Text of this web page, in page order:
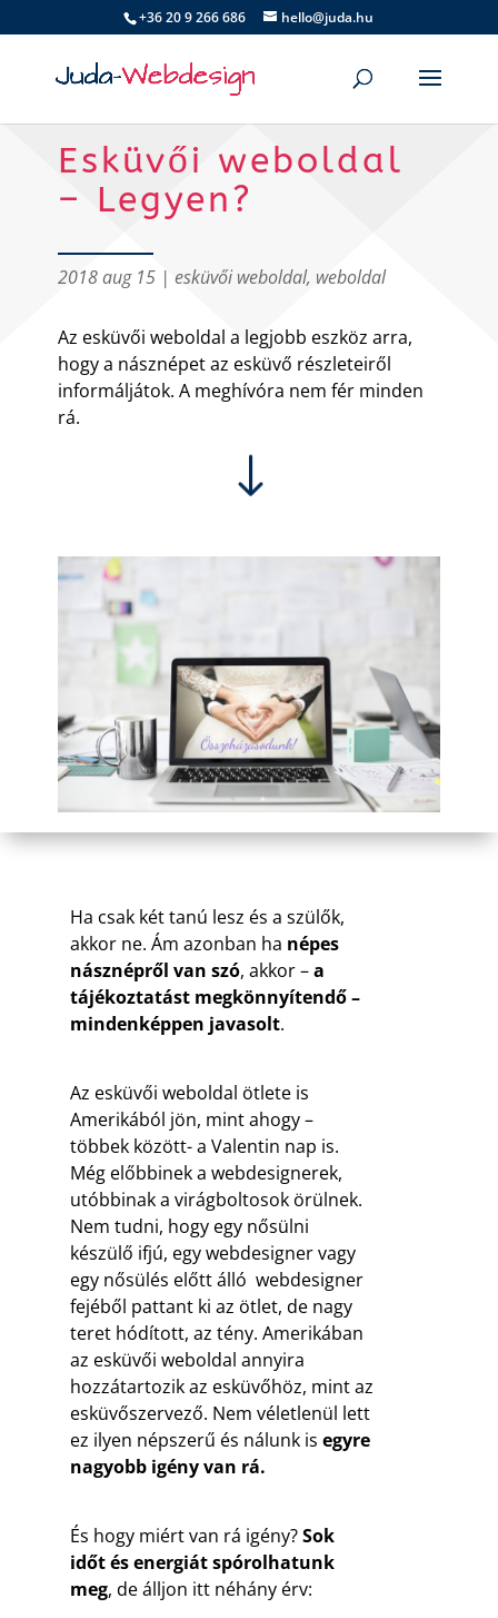
+36 20 9 266 686 hello@juda.hu
Esküvői weboldal
– Legyen?
2018 aug 15| esküvői weboldal, weboldal
Az esküvői weboldal a legjobb eszköz arra,
hogy a násznépet az esküvő részleteiről
informáljátok. A meghívóra nem fér minden
rá.
"
Ha csak két tanú lesz és a szülők,
akkor ne. Ám azonban ha népes
násznépről van szó, akkor –a
tájékoztatást megkönnyítendő –
mindenképpen javasolt.
Az esküvői weboldal ötlete is
Amerikából jön, mint ahogy –
többek között- a Valentin nap is.
Még előbbinek a webdesignerek,
utóbbinak a virágboltosok örülnek.
Nem tudni, hogy egy nősülni
készülő ifjú, egy webdesigner vagy
egy nősülés előtt álló webdesigner
fejéből pattant ki az ötlet, de nagy
teret hódított, az tény. Amerikában
az esküvői weboldal annyira
hozzátartozik az esküvőhöz, mint az
esküvőszervező. Nem véletlenül lett
ez ilyen népszerű és nálunk is egyre
nagyobb igény van rá.
És hogy miért van rá igény?Sok
időt és energiát spórolhatunk
meg, de álljon itt néhány érv: